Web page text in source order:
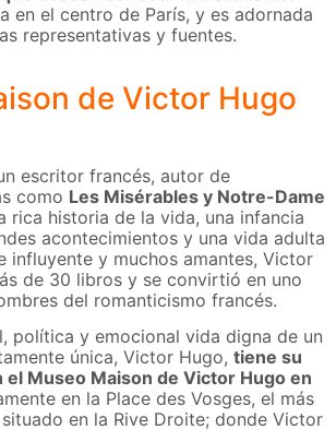
en el centro de París, y es adornada
representativas y fuentes.
de Victor Hugo
escritor francés, autor de
como Les Misérables y Notre-Dame
rica historia de la vida, una infancia
acontecimientos y una vida adulta
influyente y muchos amantes, Victor
de 30 libros y se convirtió en uno
del romanticismo francés.
política y emocional vida digna de un
única, Victor Hugo, tiene su
el Museo Maison de Victor Hugo en
en la Place des Vosges, el más
en la Rive Droite; donde Victor